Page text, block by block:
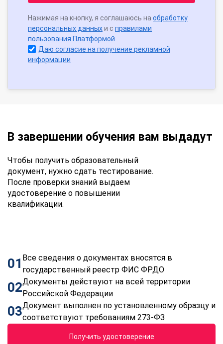
Нажимая на кнопку, я соглашаюсь на обработку
персональных данныхи с правилами
пользования Платформой
Даю согласие на получение рекламной
информации
В завершении обучения вам выдадут
Чтобы получить образовательный
документ, нужно сдать тестирование.
После проверки знаний выдаем
удостоверение о повышении
квалификации.
01 Все сведения о документах вносятся в
государственный реестр ФИС ФРДО
02Документы действуют на всей территории
Российской Федерации
03Документ выполнен по установленному образцу и
соответствуют требованиям 273-ФЗ
Получить удостоверение